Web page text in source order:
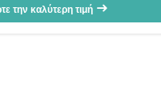
την καλύτερη τιμή